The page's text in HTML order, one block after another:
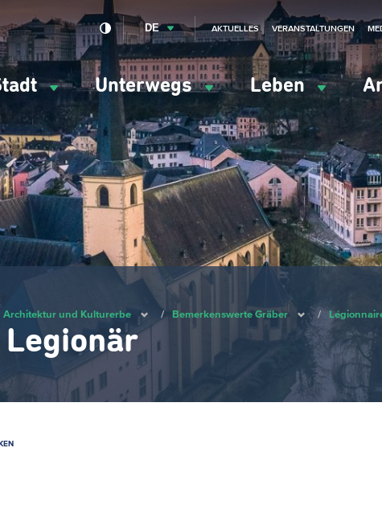
Unterwegs Leben
DE AKTUELLES VERANSTALTUNGEN
Architektur und Kulturerbe / Bemerkenswerte Gräber /